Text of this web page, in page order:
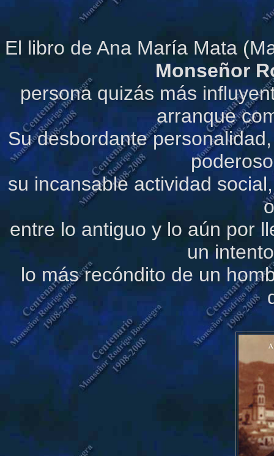
El libro de Ana María Mata
Monseñor
persona quizás más
arranque
Su desbordante
su incansable actividad
entre lo antiguo y lo aún por
un
lo más recóndito de un